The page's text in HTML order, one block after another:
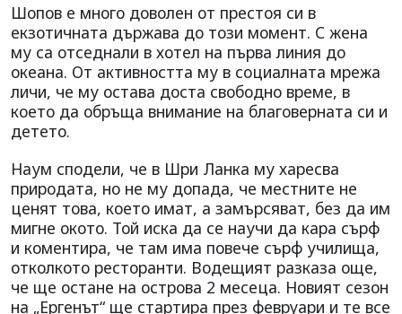
Шопов е много доволен от престоя си в
екзотичната държава до този момент. С жена
му са отседнали в хотел на първа линия до
океана. От активността му в социалната мрежа
личи, че му остава доста свободно време, в
което да обръща внимание на благоверната си и
детето.
Наум сподели, че в Шри Ланка му харесва
природата, но не му допада, че местните не
ценят това, което имат, а замърсяват, без да им
мигне окото. Той иска да се научи да кара сърф
и коментира, че там има повече сърф училища,
отколкото ресторанти. Водещият разказа още,
че ще остане на острова 2 месеца. Новият сезон
на „Ергенът“ ще стартира през февруари и те все